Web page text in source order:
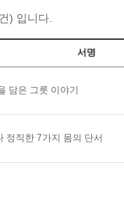
건) 입니다.
서명
담은 그릇 이야기
정직한 7가지 몸의 단서